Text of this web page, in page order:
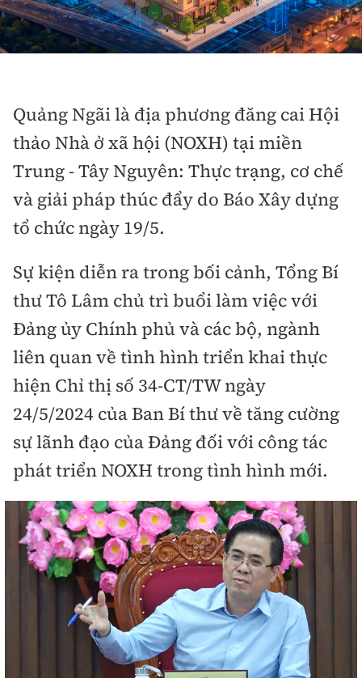
Nhà thầu
Thi viết về GTVT
Gương sáng giao thông
Âm nhạc
Hậu trường sao
Sản phẩm mới
Thế giới
Thời sự Quốc tế
Thế giới giao thông
Thế giới xây dựng
Đi ++
Khám phá
Lối sống
Ẩm thực
Video
Thời sự
Khám phá
Camera giao thông
Câu chuyện giao thông
Giải trí - Thể thao
Cơ quan chủ quản: Bộ Xây dựng
Giấy phép số: 03/GP-BVHTTDL, cấp ngày 1/4/2025.
Tòa soạn: Số 2 Nguyễn Công Hoan, phường Giảng Võ,
Hà Nội.
Tổng biên tập: Nguyễn Thị Hồng Nga
Phó Tổng biên tập: Nguyễn Sơn Tùng,
Nguyễn Đức Thắng, La Đức Hùng
Hotline:
0901 514 799
Quảng cáo và Phát hành:
0915 057 282
Email:bandoc@baoxaydung.vn
Cấm sao chép dưới mọi hình thức nếu không có sự
chấp thuận bằng văn bản.
Thông tin tòa
Quảng Ngãi là địa phương đăng cai Hội
thảo Nhà ở xã hội (NOXH) tại miền
Trung - Tây Nguyên: Thực trạng, cơ chế
và giải pháp thúc đẩy do Báo Xây dựng
tổ chức ngày 19/5.
Sự kiện diễn ra trong bối cảnh, Tổng Bí
thư Tô Lâm chủ trì buổi làm việc với
Đảng ủy Chính phủ và các bộ, ngành
liên quan về tình hình triển khai thực
hiện Chỉ thị số 34-CT/TW ngày
24/5/2024 của Ban Bí thư về tăng cường
sự lãnh đạo của Đảng đối với công tác
phát triển NOXH trong tình hình mới.